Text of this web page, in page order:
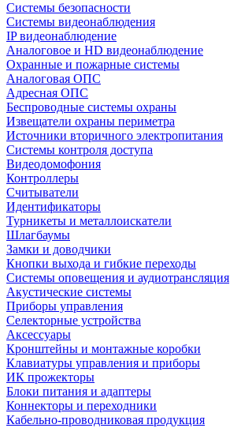
Системы безопасности
Системы видеонаблюдения
IP видеонаблюдение
Аналоговое и HD видеонаблюдение
Охранные и пожарные системы
Аналоговая ОПС
Адресная ОПС
Беспроводные системы охраны
Извещатели охраны периметра
Источники вторичного электропитания
Системы контроля доступа
Видеодомофония
Контроллеры
Считыватели
Идентификаторы
Турникеты и металлоискатели
Шлагбаумы
Замки и доводчики
Кнопки выхода и гибкие переходы
Системы оповещения и аудиотрансляция
Акустические системы
Приборы управления
Селекторные устройства
Аксессуары
Кронштейны и монтажные коробки
Клавиатуры управления и приборы
ИК прожекторы
Блоки питания и адаптеры
Коннекторы и переходники
Кабельно-проводниковая продукция